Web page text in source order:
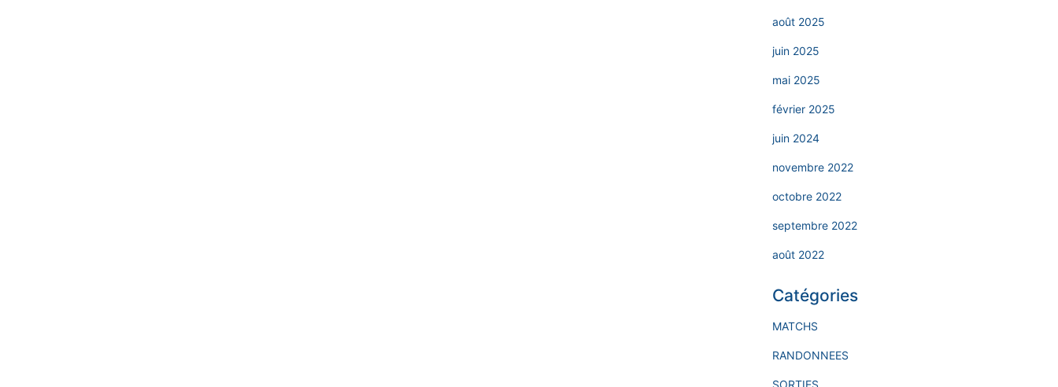
août 2025
juin 2025
mai 2025
février 2025
juin 2024
novembre 2022
octobre 2022
septembre 2022
août 2022
Catégories
MATCHS
RANDONNEES
SORTIES